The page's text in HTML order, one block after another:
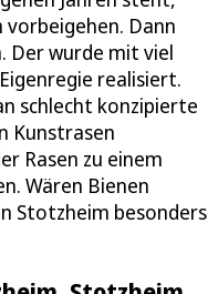
vorbeigehen. Dann
Der wurde mit viel
realisiert.
schlecht konzipierte
Kunstrasen
Rasen zu einem
Wären Bienen
Stotzheim besonders